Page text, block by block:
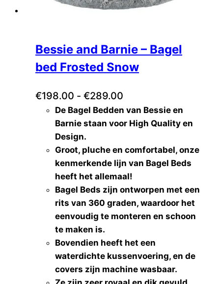
Bessie and Barnie(2)
Buddy's(0)
Charlotte's Dress(0)
ExZzZeptional(0)
Farm Company(0)
Grande Finale(0)
Happy House
Hey Puppies(0)
Holly Loo(0)
I Love My Dog (0)
Ibiyaya(0)
InnoPet®(0)
Liu Jo(0)
Mon Bonbon(0)
Pawtastic Dogs (0)
Piccolo Cane(0)
Simonetto(0)
Bessie and Barnie – Bagel
bed Frosted Snow
€198.00 - €289.00
€198.00
tot
De Bagel Bedden van Bessie en
Barnie staan voor High Quality en
Design.
Groot, pluche en comfortabel, onze
kenmerkende lijn van Bagel Beds
heeft het allemaal!
Bagel Beds zijn ontworpen met een
rits van 360 graden, waardoor het
eenvoudig te monteren en schoon
te maken is.
Bovendien heeft het een
waterdichte kussenvoering, en de
covers zijn machine wasbaar.